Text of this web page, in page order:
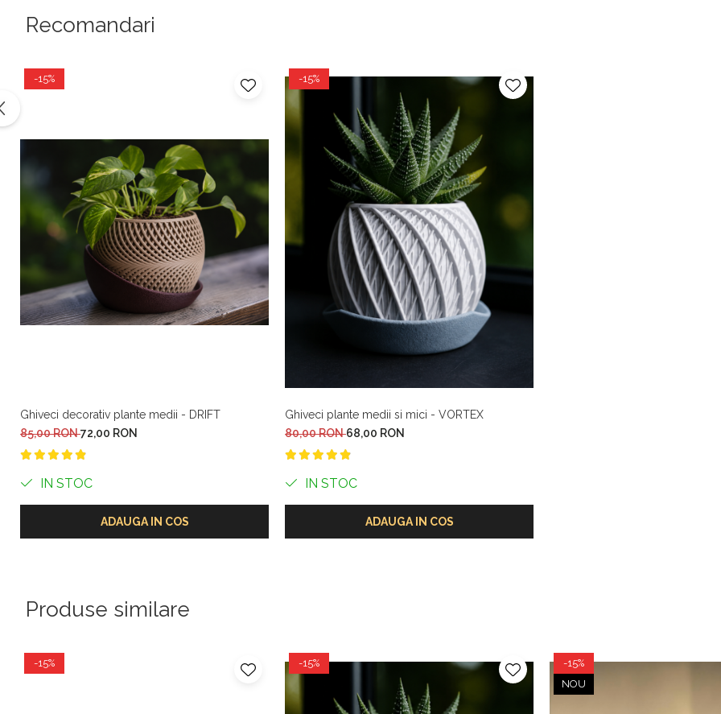
Recomandat pentru:
Imprimat în atelier local, Ilfov, România. Micile variații de textură sunt naturale și fac parte din caracterul fiecărui
Recomandari
-15%
Ghiveci decorativ plante medii - DRIFT
85,00 RON72,00 RON
IN STOC
ADAUGA IN COS
-15%
Ghiveci plante medii si mici - VORTEX
80,00 RON68,00 RON
IN STOC
ADAUGA IN COS
Produse similare
-15% -15%
-15%
NOU